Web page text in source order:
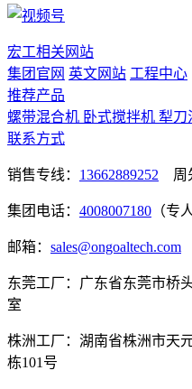
宏工相关网站
集团官网 英文网站 工程中心
推荐产品
螺带混合机 卧式搅拌机 犁刀
联系方式
销售专线： 13662889252 周
集团电话： 4008007180 （专
邮箱： sales@ongoaltech.com
东莞工厂：广东省东莞市桥
室
株洲工厂：湖南省株洲市天
栋101号